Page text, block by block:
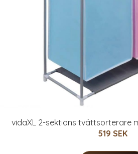
vidaXL 2-sektions tvättsorterare
519 SEK